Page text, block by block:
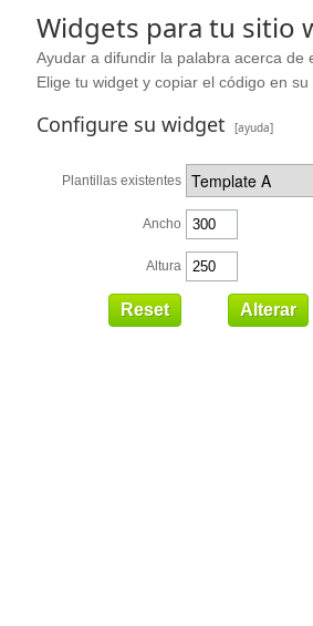
Widgets para tu sitio
Ayudar a difundir la palabra acerca de
Elige tu widget y copiar el código en su
Configure su widget [ayuda]
Plantillas existentes
Ancho
Altura